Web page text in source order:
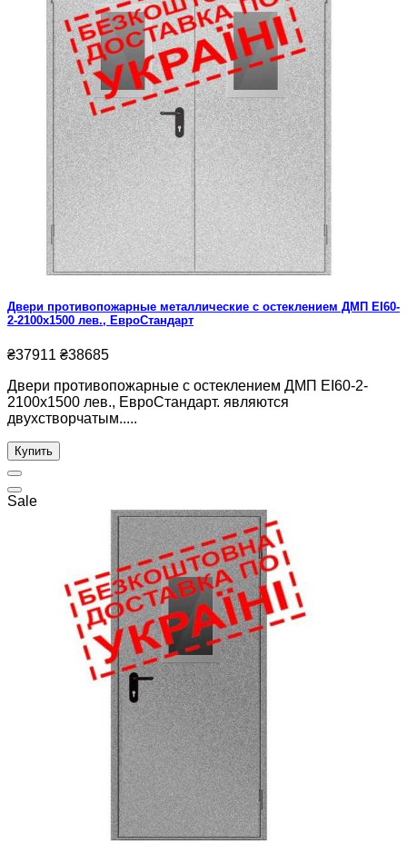
Двери противопожарные металлические с остеклением ДМП ЕІ60-
2-2100x1500 лев., ЕвроСтандарт
₴37911 ₴38685
Двери противопожарные с остеклением ДМП ЕІ60-2-
2100x1500 лев., ЕвроСтандарт. являются
двухстворчатым.....
Купить
Sale